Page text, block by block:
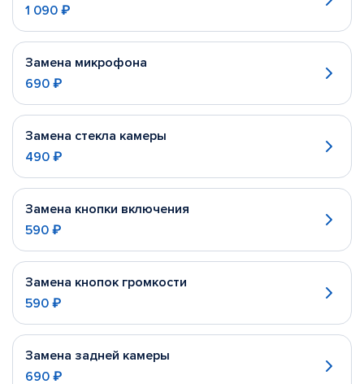
1 090 ₽
Замена микрофона
690 ₽
Замена стекла камеры
490 ₽
Замена кнопки включения
590 ₽
Замена кнопок громкости
590 ₽
Замена задней камеры
690 ₽